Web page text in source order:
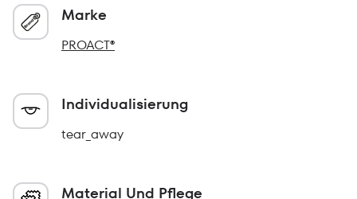
Marke
PROACT®
Individualisierung
tear_away
Material Und Pflege